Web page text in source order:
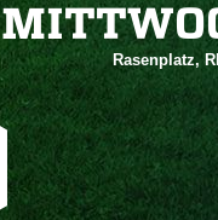
Rasenplatz,